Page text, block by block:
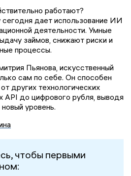
работают?
дает использование ИИ
деятельности. Умные
займов, снижают риски и
процессы.
Пьянова, искусственный
сам по себе. Он способен
других технологических
до цифрового рубля, выводя
уровень.
чтобы первыми